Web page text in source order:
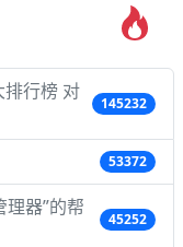
行榜 对
145232
53372
器”的帮
45252